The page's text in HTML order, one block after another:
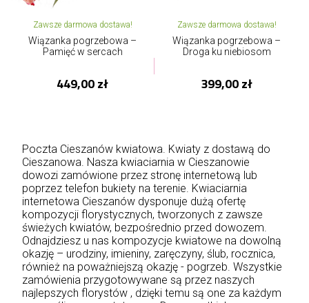
Zawsze darmowa dostawa!
Wiązanka pogrzebowa –
Pamięć w sercach
449,00 zł
Zawsze darmowa dostawa!
Wiązanka pogrzebowa –
Droga ku niebiosom
399,00 zł
Poczta Cieszanów kwiatowa. Kwiaty z dostawą do
Cieszanowa. Nasza kwiaciarnia w Cieszanowie
dowozi zamówione przez stronę internetową lub
poprzez telefon bukiety na terenie. Kwiaciarnia
internetowa Cieszanów dysponuje dużą ofertę
kompozycji florystycznych, tworzonych z zawsze
świeżych kwiatów, bezpośrednio przed dowozem.
Odnajdziesz u nas kompozycje kwiatowe na dowolną
okazję – urodziny, imieniny, zaręczyny, ślub, rocznica,
również na poważniejszą okazję - pogrzeb. Wszystkie
zamówienia przygotowywane są przez naszych
najlepszych florystów , dzięki temu są one za każdym